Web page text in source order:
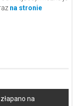
na stronie
na